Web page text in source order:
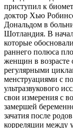
приступил к
доктор Хью
Дональдом в
Шотландия. В
которые
раннего полюса
женщин в возрасте
регулярными
менструациями с
ультразвукового
свои измерения с
замершей
зачатия после
корреляции между